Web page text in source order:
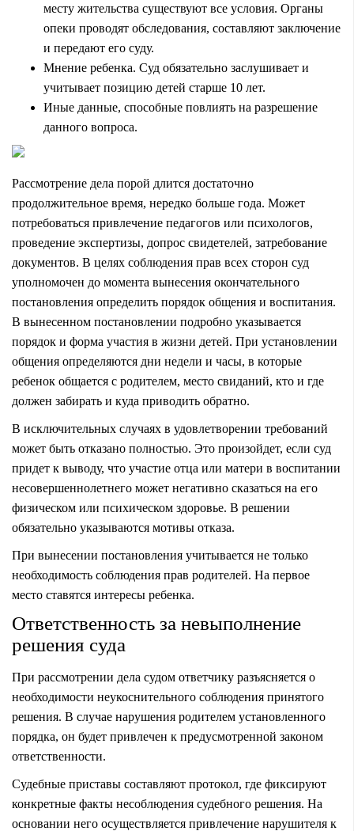
месту жительства существуют все условия. Органы
опеки проводят обследования, составляют заключение
и передают его суду.
Мнение ребенка. Суд обязательно заслушивает и
учитывает позицию детей старше 10 лет.
Иные данные, способные повлиять на разрешение
данного вопроса.
Рассмотрение дела порой длится достаточно
продолжительное время, нередко больше года. Может
потребоваться привлечение педагогов или психологов,
проведение экспертизы, допрос свидетелей, затребование
документов. В целях соблюдения прав всех сторон суд
уполномочен до момента вынесения окончательного
постановления определить порядок общения и воспитания.
В вынесенном постановлении подробно указывается
порядок и форма участия в жизни детей. При установлении
общения определяются дни недели и часы, в которые
ребенок общается с родителем, место свиданий, кто и где
должен забирать и куда приводить обратно.
В исключительных случаях в удовлетворении требований
может быть отказано полностью. Это произойдет, если суд
придет к выводу, что участие отца или матери в воспитании
несовершеннолетнего может негативно сказаться на его
физическом или психическом здоровье. В решении
обязательно указываются мотивы отказа.
При вынесении постановления учитывается не только
необходимость соблюдения прав родителей. На первое
место ставятся интересы ребенка.
Ответственность за невыполнение
решения суда
При рассмотрении дела судом ответчику разъясняется о
необходимости неукоснительного соблюдения принятого
решения. В случае нарушения родителем установленного
порядка, он будет привлечен к предусмотренной законом
ответственности.
Судебные приставы составляют протокол, где фиксируют
конкретные факты несоблюдения судебного решения. На
основании него осуществляется привлечение нарушителя к